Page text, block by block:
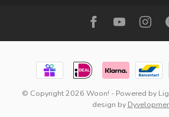
© Copyright 2026 Woon! - Powered by
design by